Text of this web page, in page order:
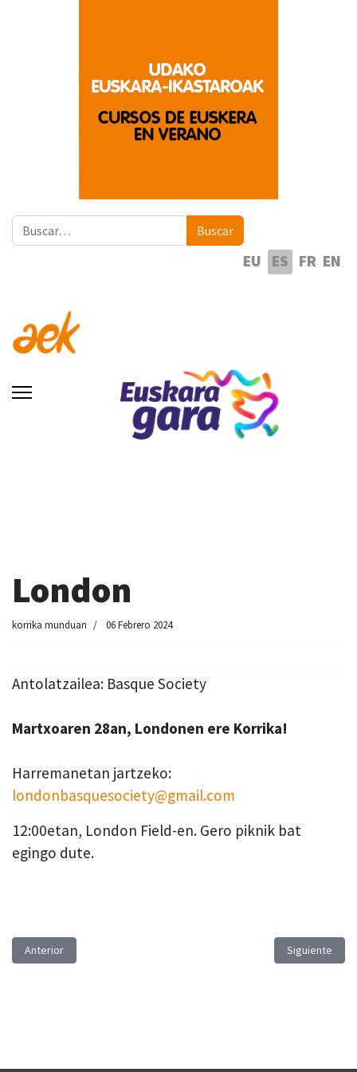
Buscar Buscar
EU ES FR EN
London
korrika munduan 06 Febrero 2024
Antolatzailea: Basque Society
Martxoaren 28an, Londonen ere Korrika!
Harremanetan jartzeko:
londonbasquesociety@gmail.com
12:00etan, London Field-en. Gero piknik bat
egingo dute.
Artículo anterior: Buenos Aires
Anterior Artículo
Siguiente